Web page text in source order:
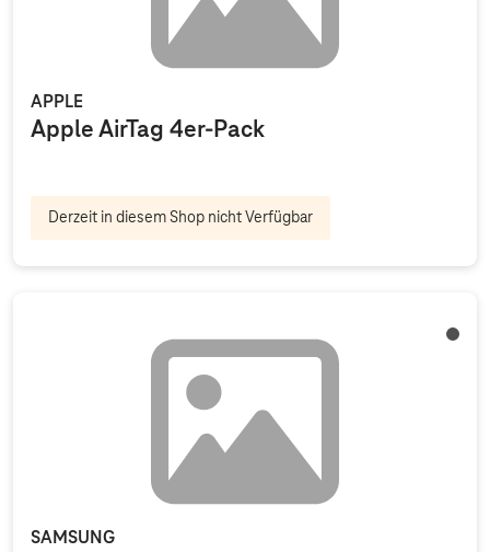
APPLE
Apple AirTag 4er-Pack
Derzeit in diesem Shop nicht Verfügbar
SAMSUNG